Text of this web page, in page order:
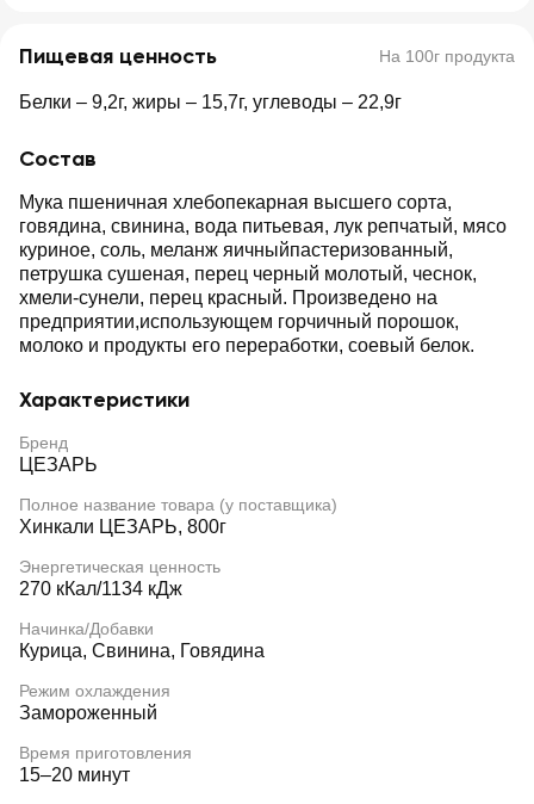
Пищевая ценность На 100г продукта
Белки – 9,2г, жиры – 15,7г, углеводы – 22,9г
Состав
Мука пшеничная хлебопекарная высшего сорта,
говядина, свинина, вода питьевая, лук репчатый, мясо
куриное, соль, меланж яичныйпастеризованный,
петрушка сушеная, перец черный молотый, чеснок,
хмели-сунели, перец красный. Произведено на
предприятии,использующем горчичный порошок,
молоко и продукты его переработки, соевый белок.
Характеристики
Бренд
ЦЕЗАРЬ
Полное название товара (у поставщика)
Хинкали ЦЕЗАРЬ, 800г
Энергетическая ценность
270 кКал/1134 кДж
Начинка/Добавки
Курица, Свинина, Говядина
Режим охлаждения
Замороженный
Время приготовления
15–20 минут